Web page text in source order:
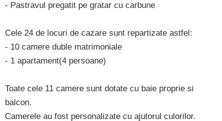
- Pastravul pregatit pe gratar cu carbune
Cele 24 de locuri de cazare sunt repartizate astfel:
- 10 camere duble matrimoniale
- 1 apartament(4 persoane)
Toate cele 11 camere sunt dotate cu baie proprie si
balcon.
Camerele au fost personalizate cu ajutorul culorilor.